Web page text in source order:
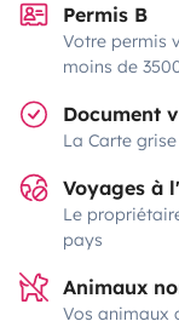
Permis B
Votre permis
moins de
Document
La Carte
Voyages à
Le
pays
Animaux
Vos animaux